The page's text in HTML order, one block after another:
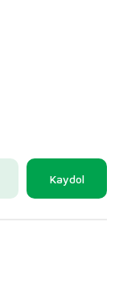
Kaydol